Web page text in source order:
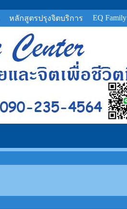
หลักสูตรปรุงจิตบริการ EQ Family